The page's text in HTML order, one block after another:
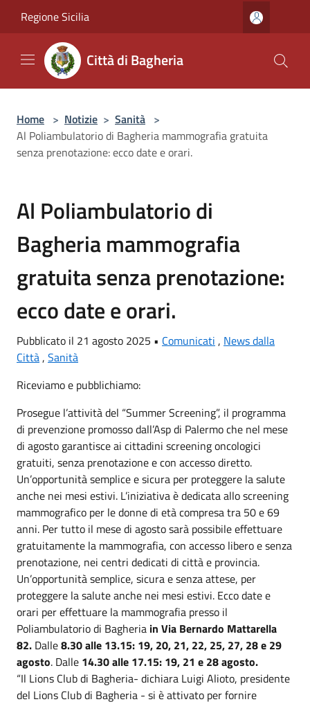
Regione Sicilia
Città di Bagheria
Home > Notizie > Sanità >
Al Poliambulatorio di Bagheria mammografia gratuita
senza prenotazione: ecco date e orari.
Al Poliambulatorio di
Bagheria mammografia
gratuita senza prenotazione:
ecco date e orari.
Pubblicato il 21 agosto 2025 • Comunicati , News dalla
Città , Sanità
Riceviamo e pubblichiamo:
Prosegue l’attività del “Summer Screening”, il programma
di prevenzione promosso dall’Asp di Palermo che nel mese
di agosto garantisce ai cittadini screening oncologici
gratuiti, senza prenotazione e con accesso diretto.
Un’opportunità semplice e sicura per proteggere la salute
anche nei mesi estivi. L’iniziativa è dedicata allo screening
mammografico per le donne di età compresa tra 50 e 69
anni. Per tutto il mese di agosto sarà possibile effettuare
gratuitamente la mammografia, con accesso libero e senza
prenotazione, nei centri dedicati di città e provincia.
Un’opportunità semplice, sicura e senza attese, per
proteggere la salute anche nei mesi estivi. Ecco date e
orari per effettuare la mammografia presso il
Poliambulatorio di Bagheria in Via Bernardo Mattarella
82. Dalle8.30 alle 13.15: 19, 20, 21, 22, 25, 27, 28 e 29
agosto. Dalle 14.30 alle 17.15: 19, 21 e 28 agosto.
“Il Lions Club di Bagheria- dichiara Luigi Alioto, presidente
del Lions Club di Bagheria - si è attivato per fornire